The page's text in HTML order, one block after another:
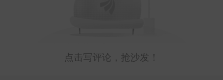
点击写评论，抢沙发！